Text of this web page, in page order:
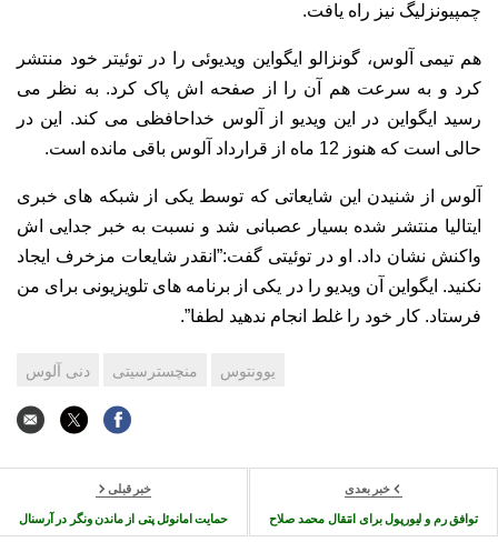
چمپیونزلیگ نیز راه یافت.
هم تیمی آلوس، گونزالو ایگواین ویدیوئی را در توئیتر خود منتشر
کرد و به سرعت هم آن را از صفحه اش پاک کرد. به نظر می
رسید ایگواین در این ویدیو از آلوس خداحافظی می کند. این در
حالی است که هنوز 12 ماه از قرارداد آلوس باقی مانده است.
آلوس از شنیدن این شایعاتی که توسط یکی از شبکه های خبری
ایتالیا منتشر شده بسیار عصبانی شد و نسبت به خبر جدایی اش
واکنش نشان داد. او در توئیتی گفت:”انقدر شایعات مزخرف ایجاد
نکنید. ایگواین آن ویدیو را در یکی از برنامه های تلویزیونی برای من
فرستاد. کار خود را غلط انجام ندهید لطفا”.
یوونتوس منچسترسیتی دنی آلوس
خبر بعدی
توافق رم و لیورپول برای انتقال محمد صلاح
خبر قبلی
حمایت امانوئل پتی از ماندن ونگر در آرسنال